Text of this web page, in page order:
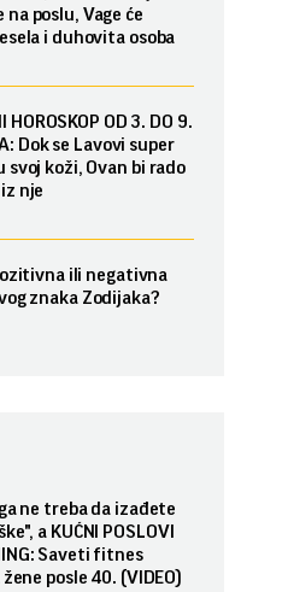
na poslu, Vage će
i duhovita osoba
HOROSKOP OD 3. DO 9.
Dok se Lavovi super
svoj koži, Ovan bi rado
nje
ili negativna
znaka Zodijaka?
ne treba da izađete
a KUĆNI POSLOVI
Saveti fitnes
posle 40. (VIDEO)